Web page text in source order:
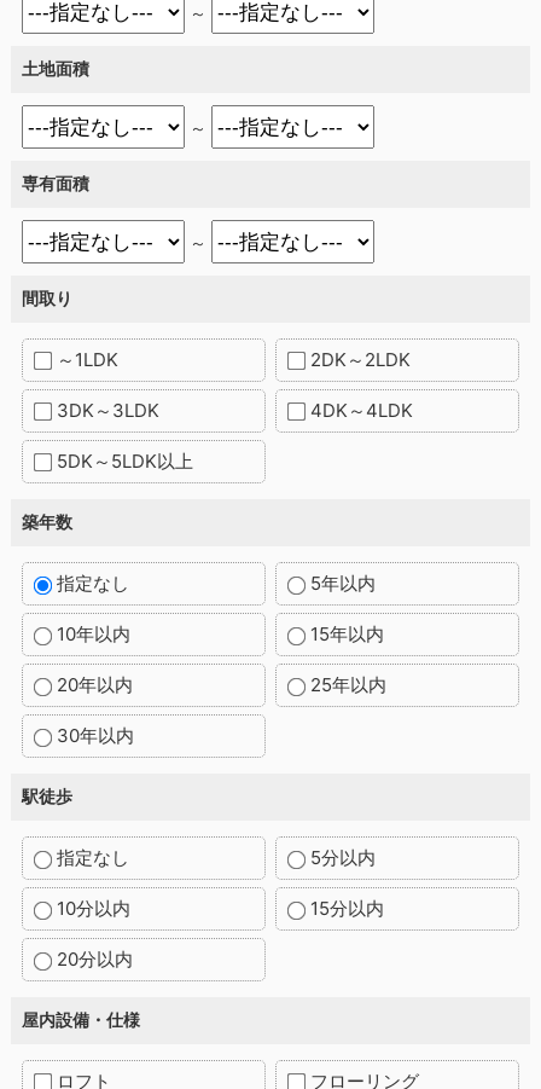
～
土地面積
～
専有面積
～
間取り
～1LDK 2DK～2LDK
3DK～3LDK 4DK～4LDK
5DK～5LDK以上
築年数
指定なし 5年以内
10年以内 15年以内
20年以内 25年以内
30年以内
駅徒歩
指定なし 5分以内
10分以内 15分以内
20分以内
屋内設備・仕様
ロフト フローリング